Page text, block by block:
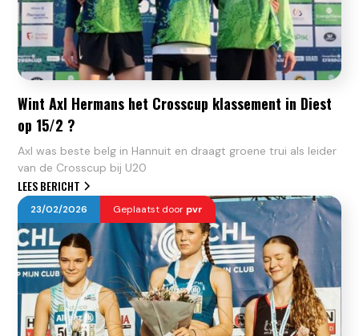
Wint Axl Hermans het Crosscup klassement in Diest
op 15/2 ?
Axl was beste belg in Hannuit en draagt groene trui als leider
van de Crosscup bij U20
LEES BERICHT
23/02/2026 Geplaatst door pvr